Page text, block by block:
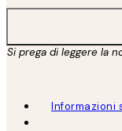
Si prega di leggere la
Informazioni